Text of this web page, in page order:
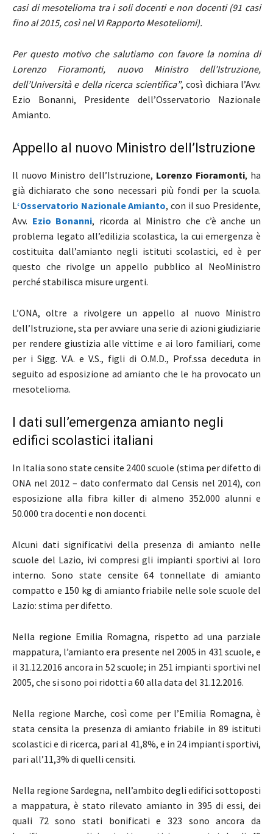
casi di mesotelioma tra i soli docenti e non docenti (91 casi
fino al 2015, così nel VI Rapporto Mesoteliomi).
Per questo motivo che salutiamo con favore la nomina di
Lorenzo Fioramonti, nuovo Ministro dell’Istruzione,
dell’Università e della ricerca scientifica”, così dichiara l’Avv.
Ezio Bonanni, Presidente dell’Osservatorio Nazionale
Amianto.
Appello al nuovo Ministro dell’Istruzione
Il nuovo Ministro dell’Istruzione, Lorenzo Fioramonti, ha
già dichiarato che sono necessari più fondi per la scuola.
L‘Osservatorio Nazionale Amianto, con il suo Presidente,
Avv. Ezio Bonanni, ricorda al Ministro che c’è anche un
problema legato all’edilizia scolastica, la cui emergenza è
costituita dall’amianto negli istituti scolastici, ed è per
questo che rivolge un appello pubblico al NeoMinistro
perché stabilisca misure urgenti.
L’ONA, oltre a rivolgere un appello al nuovo Ministro
dell’Istruzione, sta per avviare una serie di azioni giudiziarie
per rendere giustizia alle vittime e ai loro familiari, come
per i Sigg. V.A. e V.S., figli di O.M.D., Prof.ssa deceduta in
seguito ad esposizione ad amianto che le ha provocato un
mesotelioma.
I dati sull’emergenza amianto negli
edifici scolastici italiani
In Italia sono state censite 2400 scuole (stima per difetto di
ONA nel 2012 – dato confermato dal Censis nel 2014), con
esposizione alla fibra killer di almeno 352.000 alunni e
50.000 tra docenti e non docenti.
Alcuni dati significativi della presenza di amianto nelle
scuole del Lazio, ivi compresi gli impianti sportivi al loro
interno. Sono state censite 64 tonnellate di amianto
compatto e 150 kg di amianto friabile nelle sole scuole del
Lazio: stima per difetto.
Nella regione Emilia Romagna, rispetto ad una parziale
mappatura, l’amianto era presente nel 2005 in 431 scuole, e
il 31.12.2016 ancora in 52 scuole; in 251 impianti sportivi nel
2005, che si sono poi ridotti a 60 alla data del 31.12.2016.
Nella regione Marche, così come per l’Emilia Romagna, è
stata censita la presenza di amianto friabile in 89 istituti
scolastici e di ricerca, pari al 41,8%, e in 24 impianti sportivi,
pari all’11,3% di quelli censiti.
Nella regione Sardegna, nell’ambito degli edifici sottoposti
a mappatura, è stato rilevato amianto in 395 di essi, dei
quali 72 sono stati bonificati e 323 sono ancora da